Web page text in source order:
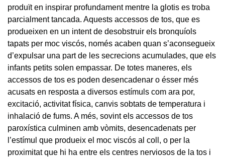
produït en inspirar profundament mentre la glotis es troba
parcialment tancada. Aquests accessos de tos, que es
produeixen en un intent de desobstruir els bronquíols
tapats per moc viscós, només acaben quan s’aconsegueix
d’expulsar una part de les secrecions acumulades, que els
infants petits solen empassar. De totes maneres, els
accessos de tos es poden desencadenar o ésser més
acusats en resposta a diversos estímuls com ara por,
excitació, activitat física, canvis sobtats de temperatura i
inhalació de fums. A més, sovint els accessos de tos
paroxística culminen amb vòmits, desencadenats per
l’estímul que produeix el moc viscós al coll, o per la
proximitat que hi ha entre els centres nerviosos de la tos i